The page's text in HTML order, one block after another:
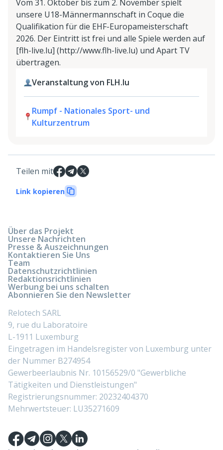
Vom 31. Oktober bis zum 2. November spielt
unsere U18-Männermannschaft in Coque die
Qualifikation für die EHF-Europameisterschaft
2026. Der Eintritt ist frei und alle Spiele werden auf
[flh-live.lu] (http://www.flh-live.lu) und Apart TV
übertragen.
Veranstaltung von FLH.lu
Rumpf - Nationales Sport- und
Kulturzentrum
Teilen mit
Link kopieren
Über das Projekt
Unsere Nachrichten
Presse & Auszeichnungen
Kontaktieren Sie Uns
Team
Datenschutzrichtlinien
Redaktionsrichtlinien
Werbung bei uns schalten
Abonnieren Sie den Newsletter
Relotech SARL
9, rue du Laboratoire
L-1911 Luxemburg
Eingetragen im Handelsregister von Luxemburg unter
der Nummer B274954
Gewerbeerlaubnis Nr. 10156529/0 "Gewerbliche
Tätigkeiten und Dienstleistungen"
Registrierungsnummer: 20232404370
Mehrwertsteuer: LU35271609